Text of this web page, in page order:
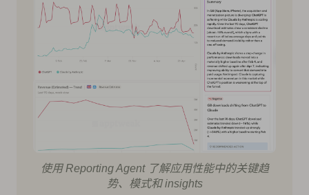
使用 Reporting Agent 了解应用性能中的关键趋
势、模式和 insights